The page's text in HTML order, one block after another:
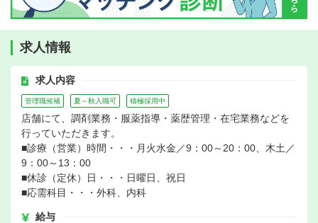
求人情報
求人内容
管理職候補 夏～秋入職可 積極採用中
店舗にて、調剤業務・服薬指導・薬歴管理・在宅業務などを
行っていただきます。
■診療（営業）時間・・・月火水金／9：00～20：00、木土／
9：00～13：00
■休診（定休）日・・・日曜日、祝日
■応需科目・・・外科、内科
給与